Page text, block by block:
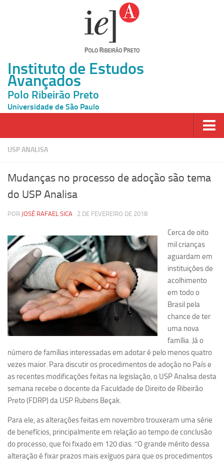
Instituto de Estudos
Avançados
Polo Ribeirão Preto
Universidade de São Paulo
Página Inicial
Inscrição
Pesquisa
Grupos de Estudo
Carreira Docente de Impacto
Ciência, Arte, Educação e Sociedade: CienArtES
Grupo de Estudos Avançados em Tecnologia e Informação
em Saúde com foco em Populações Vulneráveis
Grupos de Pesquisa
Criminologia Experimental e Segurança Pública
Direito e Tecnologia (Tech Law)
e Políticas Públicas Contemporâneas
Grupos de pesquisa encerrados
Ano Sabático
USP ANALISA
Mudanças no processo de adoção são tema
do USP Analisa
POR JOSÉ RAFAEL SICA · 2 DE FEVEREIRO DE 2018
Cerca de oito
mil crianças
aguardam em
instituições de
acolhimento
em todo o
Brasil pela
chance de ter
uma nova
família. Já o
número de famílias interessadas em adotar é pelo menos quatro
vezes maior. Para discutir os procedimentos de adoção no País e
as recentes modificações feitas na legislação, o USP Analisa desta
semana recebe o docente da Faculdade de Direito de Ribeirão
Preto (FDRP) da USP Rubens Beçak.
Para ele, as alterações feitas em novembro trouxeram uma série
de benefícios, principalmente em relação ao tempo de conclusão
do processo, que foi fixado em 120 dias. “O grande mérito dessa
alteração é fixar prazos mais exíguos para que os procedimentos